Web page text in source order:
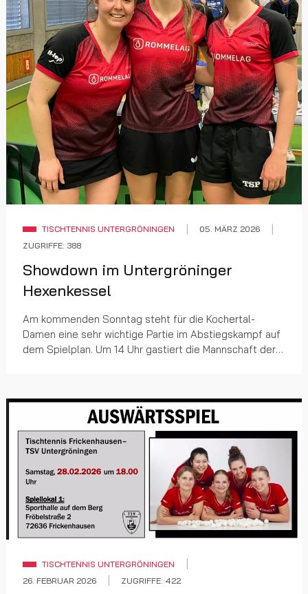
TISCHTENNIS UNTERGRÖNINGEN
05. MÄRZ 2026
ZUGRIFFE: 388
Showdown im Untergröninger
Hexenkessel
Am kommenden Sonntag steht für die Kochertal-
Damen eine sehr wichtige Partie im Abstiegskampf auf
dem Spielplan. Um 14 Uhr gastiert die Mannschaft der
TISCHTENNIS UNTERGRÖNINGEN
26. FEBRUAR 2026
ZUGRIFFE: 422